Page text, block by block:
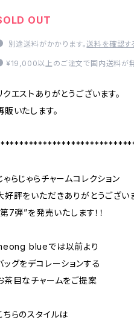
OUT
別途送料がかかります。送料を確認す
¥19,000以上のご注文で国内送料が無
クエストありがとうございます。
販いたします。
ゃらじゃらチャームコレクション
好評をいただきありがとうございま
7弾”を発売いたします！！
blueでは以前より
ッグをデコレーションする
茶目なチャームをご提案
ちらのスタイルは